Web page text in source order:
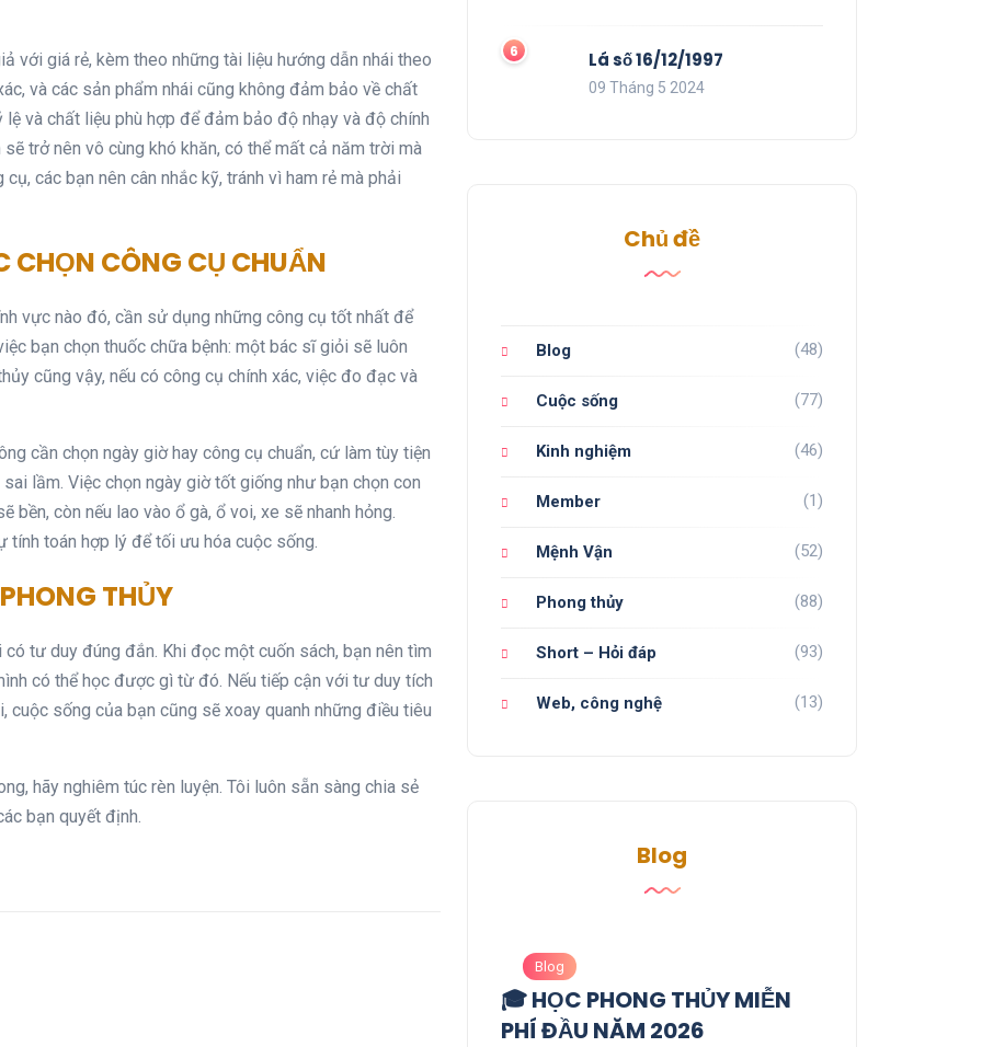
với giá rẻ, kèm theo những tài liệu hướng dẫn nhái theo
và các sản phẩm nhái cũng không đảm bảo về chất
và chất liệu phù hợp để đảm bảo độ nhạy và độ chính
trở nên vô cùng khó khăn, có thể mất cả năm trời mà
các bạn nên cân nhắc kỹ, tránh vì ham rẻ mà phải
CHỌN CÔNG CỤ CHUẨN
vực nào đó, cần sử dụng những công cụ tốt nhất để
bạn chọn thuốc chữa bệnh: một bác sĩ giỏi sẽ luôn
cũng vậy, nếu có công cụ chính xác, việc đo đạc và
cần chọn ngày giờ hay công cụ chuẩn, cứ làm tùy tiện
lầm. Việc chọn ngày giờ tốt giống như bạn chọn con
còn nếu lao vào ổ gà, ổ voi, xe sẽ nhanh hỏng.
tính toán hợp lý để tối ưu hóa cuộc sống.
THỦY
tư duy đúng đắn. Khi đọc một cuốn sách, bạn nên tìm
có thể học được gì từ đó. Nếu tiếp cận với tư duy tích
cuộc sống của bạn cũng sẽ xoay quanh những điều tiêu
hãy nghiêm túc rèn luyện. Tôi luôn sẵn sàng chia sẻ
bạn quyết định.
Lá số 16/12/1997
09 Tháng 5 2024
Chủ đề
Blog (48)
Cuộc sống (77)
Kinh nghiệm (46)
Member (1)
Mệnh Vận (52)
Phong thủy (88)
Short – Hỏi đáp (93)
Web, công nghệ (13)
Blog
Blog
🎓 HỌC PHONG THỦY MIỄN
PHÍ ĐẦU NĂM 2026